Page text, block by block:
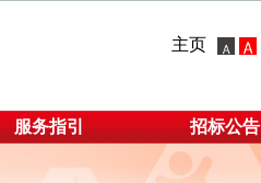
主页
服务指引 招标公告